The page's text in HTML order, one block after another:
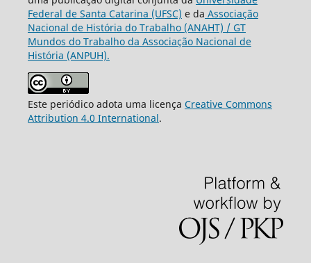
Federal de Santa Catarina (UFSC) e da Associação
Nacional de História do Trabalho (ANAHT) / GT
Mundos do Trabalho da Associação Nacional de
História (ANPUH).
Este periódico adota uma licença Creative Commons
Attribution 4.0 International.